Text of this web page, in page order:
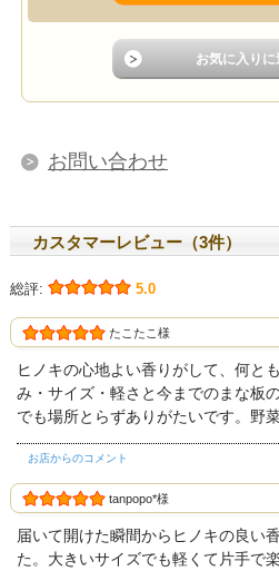
お問い合わせ
カスタマーレビュー（3件）
総評: 5.0
たこたこ様
ヒノキの心地よい香りがして、何と
み・サイズ・軽さと今までのまな板
でも場所とらずありがたいです。野
お店からのコメント
tanpopo*様
届いて開けた瞬間からヒノキの良い
た。大きいサイズでも軽くて片手で